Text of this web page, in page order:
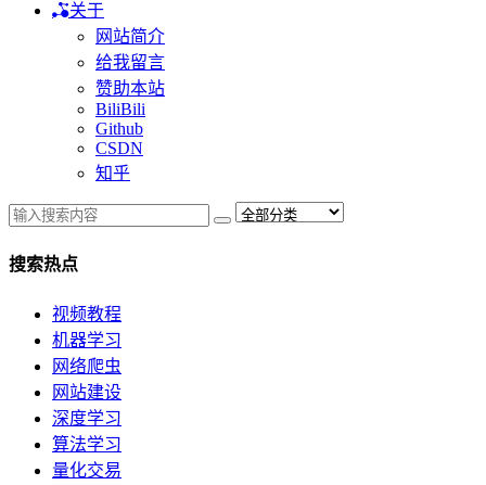
关于
网站简介
给我留言
赞助本站
BiliBili
Github
CSDN
知乎
搜索热点
视频教程
机器学习
网络爬虫
网站建设
深度学习
算法学习
量化交易